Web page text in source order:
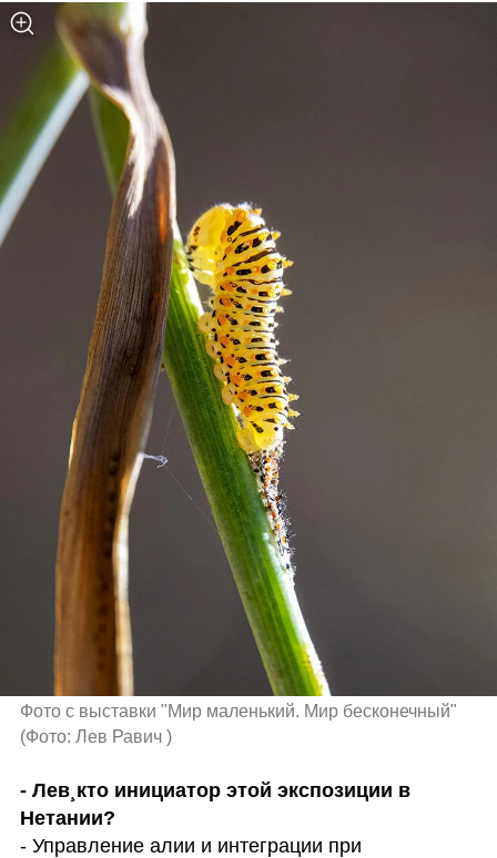
Фото с выставки "Мир маленький. Мир бесконечный"
(Фото: Лев Равич )
- Лев¸кто инициатор этой экспозиции в
- Управление алии и интеграции при